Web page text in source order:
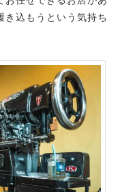
き込もうという気持ち